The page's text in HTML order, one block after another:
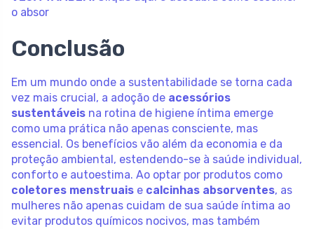
o absor
Conclusão
Em um mundo onde a sustentabilidade se torna cada
vez mais crucial, a adoção de acessórios
sustentáveis na rotina de higiene íntima emerge
como uma prática não apenas consciente, mas
essencial. Os benefícios vão além da economia e da
proteção ambiental, estendendo-se à saúde individual,
conforto e autoestima. Ao optar por produtos como
coletores menstruais e calcinhas absorventes, as
mulheres não apenas cuidam de sua saúde íntima ao
evitar produtos químicos nocivos, mas também